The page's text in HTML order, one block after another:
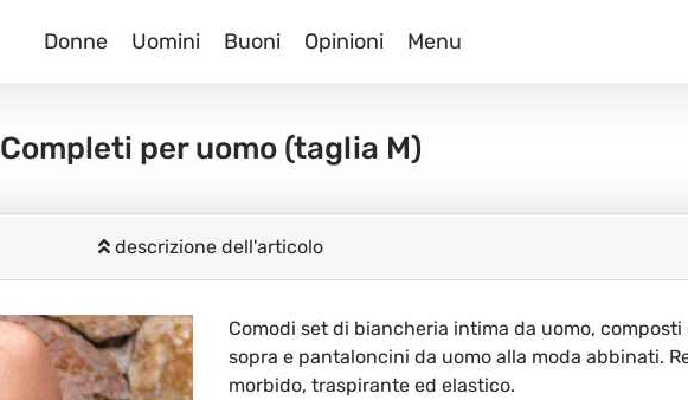
Donne Uomini Buoni Opinioni Menu
Completi per uomo (taglia M)
descrizione dell'articolo
Comodi set di biancheria intima da uomo,
sopra e pantaloncini da uomo alla moda abbinati.
morbido, traspirante ed elastico.